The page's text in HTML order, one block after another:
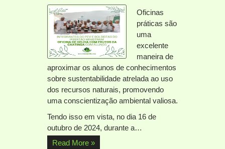
Oficinas
práticas são
uma
excelente
maneira de
aproximar os alunos de conhecimentos
sobre sustentabilidade atrelada ao uso
dos recursos naturais, promovendo
uma conscientização ambiental valiosa.
Tendo isso em vista, no dia 16 de
outubro de 2024, durante a…
Read More »